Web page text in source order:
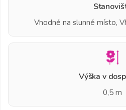
Vhodné na slunné místo,
Výška v
0,5 m